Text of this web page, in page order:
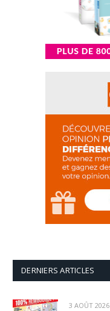
DERNIERS ARTICLES
3 AOÛT 2026